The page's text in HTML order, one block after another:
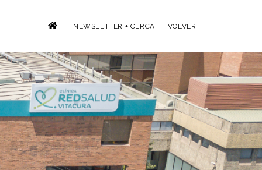
NEWSLETTER + CERCA VOLVER